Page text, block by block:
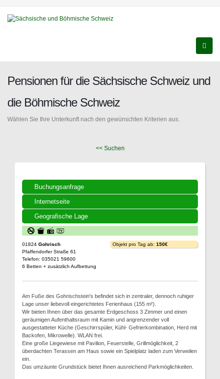
Pensionen für die Sächsische Schweiz und
die Böhmische Schweiz
Wählen Sie Ihre Unterkunft nach den gewünschten Kriterien aus.
<< Suchen
Buchungsanfrage
Internetseite
Geografische Lage
01824 Gohrisch
Pfaffendorfer Straße 61
Telefon: 035021 59600
6 Betten + zusätzlich Aufbettung
Objekt pro Tag ab: 150€
Am Fuße des Gohrischstein's befindet sich in zentraler, dennoch ruhiger
Lage unser liebevoll eingerichtetes Ferienhaus (155 m²).
Wir bieten Ihnen über das gesamte Erdgeschoss 3 Zimmer und einen
geräumigen Aufenthaltsraum mit Kamin und angrenzender voll
ausgestatteter Küche (Geschirrspüler, Kühl- Gefrierkombination, Herd mit
Backofen, Mikrowelle). WLAN frei.
Eine große Liegewiese mit Pavilion, Feuerstelle, Grillmöglichkeit, 2
überdachten Terassen am Haus sowie ein Spielplatz laden zum Verweilen
ein.
Das umzäunte Grundstück bietet Ihnen ausreichend Parkmöglichkeiten.